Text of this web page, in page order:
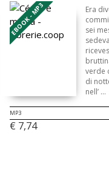
EBOOK - MP3
Era
sei
verde
di
nell’ ...
MP3
€ 7,74